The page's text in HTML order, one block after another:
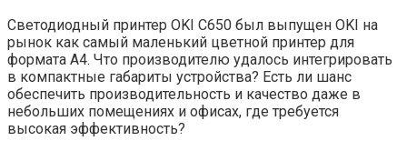
Светодиодный принтер OKI C650 был выпущен OKI на
рынок как самый маленький цветной принтер для
формата A4. Что производителю удалось интегрировать
в компактные габариты устройства? Есть ли шанс
обеспечить производительность и качество даже в
небольших помещениях и офисах, где требуется
высокая эффективность?